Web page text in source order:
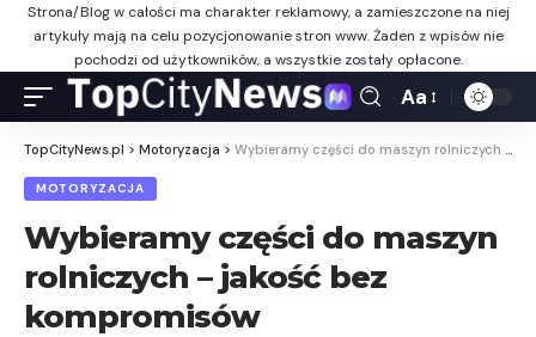
Strona/Blog w całości ma charakter reklamowy, a zamieszczone na niej
artykuły mają na celu pozycjonowanie stron www. Żaden z wpisów nie
pochodzi od użytkowników, a wszystkie zostały opłacone.
Aa
TopCityNews.pl > Motoryzacja > Wybieramy części do maszyn rolniczych – jakość bez kompromisów
MOTORYZACJA
Wybieramy części do maszyn
rolniczych – jakość bez
kompromisów